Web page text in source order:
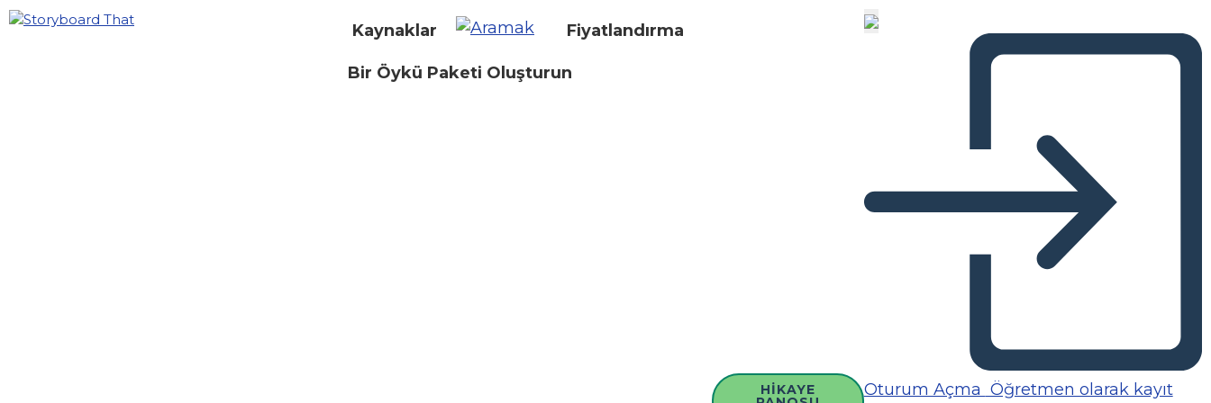
Kaynaklar Fiyatlandırma
Bir Öykü Paketi Oluşturun
HIKAYE Oturum Açma Öğretmen olarak kayıt